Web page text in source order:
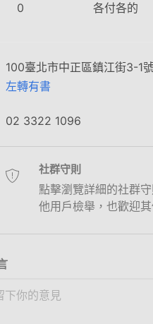
0 各付各的
100臺北市中正區鎮江街3-1
左轉有書
02 3322 1096
社群守則
點擊瀏覽詳細的社群
他用戶檢舉，也歡迎